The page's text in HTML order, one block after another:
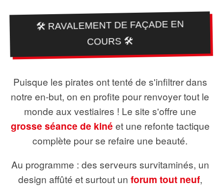
🛠️ RAVALEMENT DE FAÇADE EN
COURS 🛠️
Puisque les pirates ont tenté de s'infiltrer dans
notre en-but, on en profite pour renvoyer tout le
monde aux vestiaires ! Le site s'offre une
grosse séance de kiné et une refonte tactique
complète pour se refaire une beauté.
Au programme : des serveurs survitaminés, un
design affûté et surtout un forum tout neuf,